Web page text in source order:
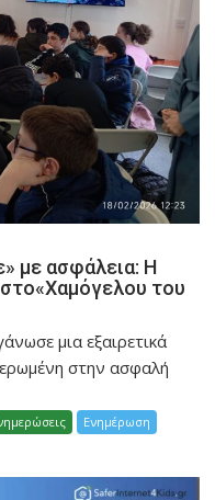
με ασφάλεια: Η
του
μια εξαιρετικά
στην ασφαλή
Ενημέρωση